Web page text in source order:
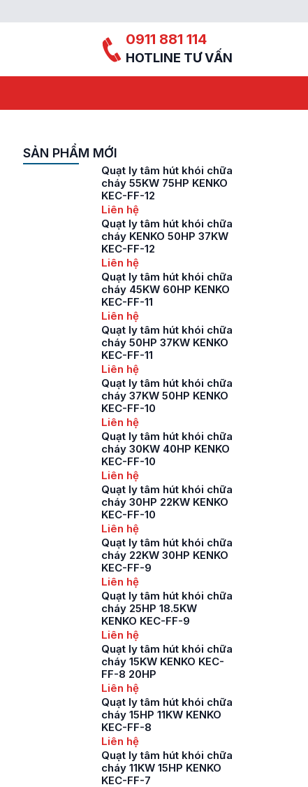
0911 881 114
HOTLINE TƯ VẤN
SẢN PHẨM MỚI
Quạt ly tâm hút khói chữa
cháy 55KW 75HP KENKO
KEC-FF-12
Liên hệ
Quạt ly tâm hút khói chữa
cháy KENKO 50HP 37KW
KEC-FF-12
Liên hệ
Quạt ly tâm hút khói chữa
cháy 45KW 60HP KENKO
KEC-FF-11
Liên hệ
Quạt ly tâm hút khói chữa
cháy 50HP 37KW KENKO
KEC-FF-11
Liên hệ
Quạt ly tâm hút khói chữa
cháy 37KW 50HP KENKO
KEC-FF-10
Liên hệ
Quạt ly tâm hút khói chữa
cháy 30KW 40HP KENKO
KEC-FF-10
Liên hệ
Quạt ly tâm hút khói chữa
cháy 30HP 22KW KENKO
KEC-FF-10
Liên hệ
Quạt ly tâm hút khói chữa
cháy 22KW 30HP KENKO
KEC-FF-9
Liên hệ
Quạt ly tâm hút khói chữa
cháy 25HP 18.5KW
KENKO KEC-FF-9
Liên hệ
Quạt ly tâm hút khói chữa
cháy 15KW KENKO KEC-
FF-8 20HP
Liên hệ
Quạt ly tâm hút khói chữa
cháy 15HP 11KW KENKO
KEC-FF-8
Liên hệ
Quạt ly tâm hút khói chữa
cháy 11KW 15HP KENKO
KEC-FF-7